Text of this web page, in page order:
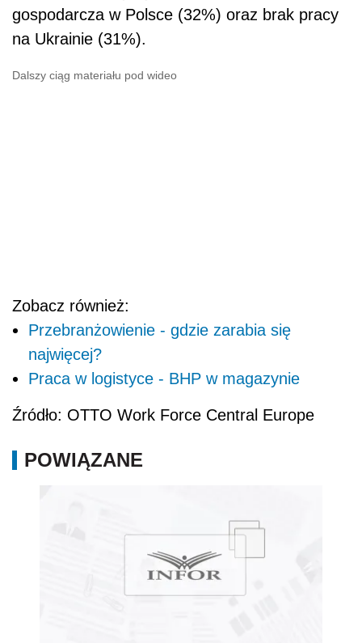
gospodarcza w Polsce (32%) oraz brak pracy
na Ukrainie (31%).
Dalszy ciąg materiału pod wideo
Zobacz również:
Przebranżowienie - gdzie zarabia się
najwięcej?
Praca w logistyce - BHP w magazynie
Źródło: OTTO Work Force Central Europe
POWIĄZANE